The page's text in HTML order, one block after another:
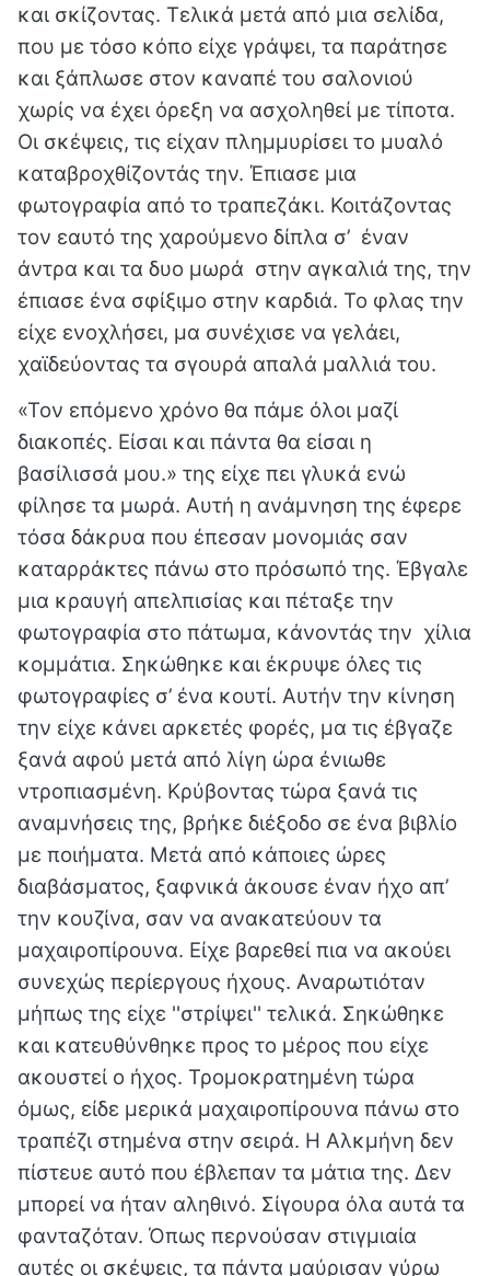
και σκίζοντας. Τελικά μετά από μια σελίδα,
που με τόσο κόπο είχε γράψει, τα παράτησε
και ξάπλωσε στον καναπέ του σαλονιού
χωρίς να έχει όρεξη να ασχοληθεί με τίποτα.
Οι σκέψεις, τις είχαν πλημμυρίσει το μυαλό
καταβροχθίζοντάς την. Έπιασε μια
φωτογραφία από το τραπεζάκι. Κοιτάζοντας
τον εαυτό της χαρούμενο δίπλα σ’ έναν
άντρα και τα δυο μωρά στην αγκαλιά της, την
έπιασε ένα σφίξιμο στην καρδιά. Το φλας την
είχε ενοχλήσει, μα συνέχισε να γελάει,
χαϊδεύοντας τα σγουρά απαλά μαλλιά του.
«Τον επόμενο χρόνο θα πάμε όλοι μαζί
διακοπές. Είσαι και πάντα θα είσαι η
βασίλισσά μου.» της είχε πει γλυκά ενώ
φίλησε τα μωρά. Αυτή η ανάμνηση της έφερε
τόσα δάκρυα που έπεσαν μονομιάς σαν
καταρράκτες πάνω στο πρόσωπό της. Έβγαλε
μια κραυγή απελπισίας και πέταξε την
φωτογραφία στο πάτωμα, κάνοντάς την χίλια
κομμάτια. Σηκώθηκε και έκρυψε όλες τις
φωτογραφίες σ’ ένα κουτί. Αυτήν την κίνηση
την είχε κάνει αρκετές φορές, μα τις έβγαζε
ξανά αφού μετά από λίγη ώρα ένιωθε
ντροπιασμένη. Κρύβοντας τώρα ξανά τις
αναμνήσεις της, βρήκε διέξοδο σε ένα βιβλίο
με ποιήματα. Μετά από κάποιες ώρες
διαβάσματος, ξαφνικά άκουσε έναν ήχο απ’
την κουζίνα, σαν να ανακατεύουν τα
μαχαιροπίρουνα. Είχε βαρεθεί πια να ακούει
συνεχώς περίεργους ήχους. Αναρωτιόταν
μήπως της είχε ''στρίψει'' τελικά. Σηκώθηκε
και κατευθύνθηκε προς το μέρος που είχε
ακουστεί ο ήχος. Τρομοκρατημένη τώρα
όμως, είδε μερικά μαχαιροπίρουνα πάνω στο
τραπέζι στημένα στην σειρά. Η Αλκμήνη δεν
πίστευε αυτό που έβλεπαν τα μάτια της. Δεν
μπορεί να ήταν αληθινό. Σίγουρα όλα αυτά τα
φανταζόταν. Όπως περνούσαν στιγμιαία
αυτές οι σκέψεις, τα πάντα μαύρισαν γύρω